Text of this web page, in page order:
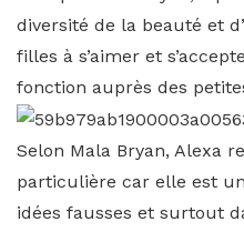
diversité de la beauté et
filles à s’aimer et
fonction auprès des
Selon Mala Bryan, Alexa
particulière car elle est
idées fausses et surtout